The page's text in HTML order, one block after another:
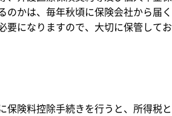
かは、毎年秋頃に保険会社から届
になりますので、大切に保管してお
険料控除手続きを行うと、所得税